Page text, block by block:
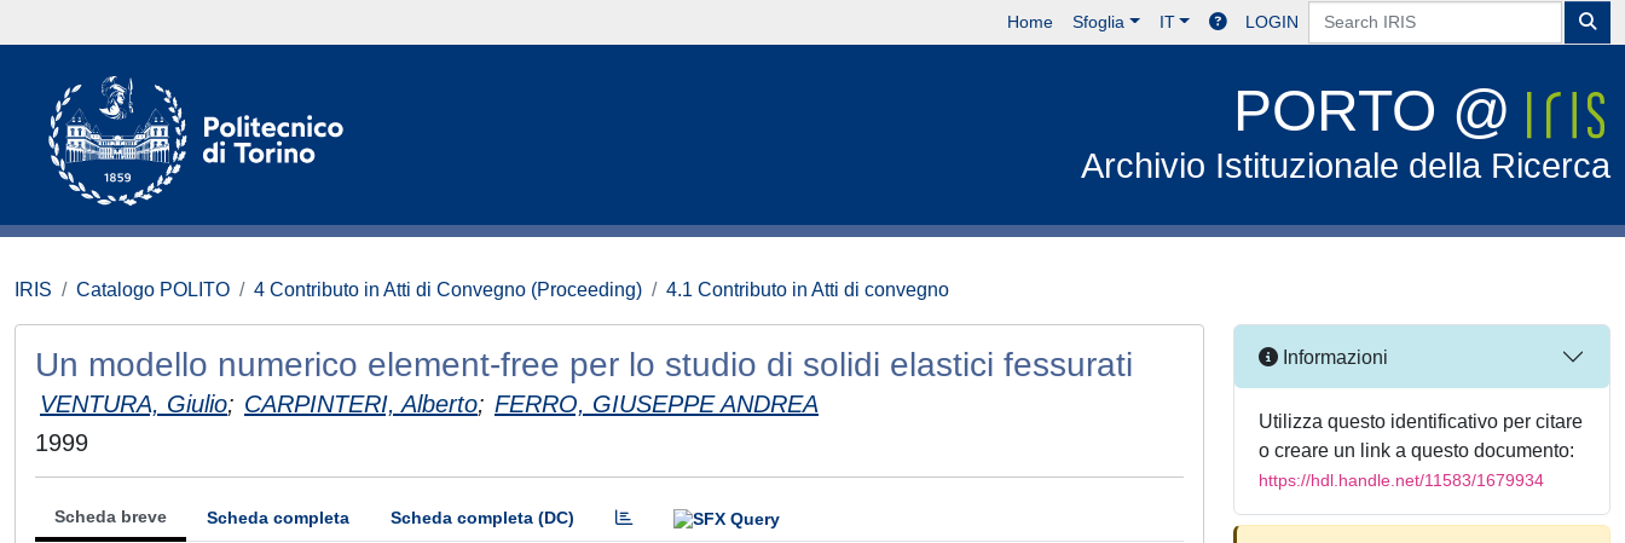
Home Sfoglia IT LOGIN
PORTO @
Archivio Istituzionale della Ricerca
IRIS Catalogo POLITO 4 Contributo in Atti di Convegno (Proceeding) 4.1 Contributo in Atti di convegno
Un modello numerico element-free per lo studio di solidi elastici fessurati
VENTURA, Giulio; CARPINTERI, Alberto; FERRO, GIUSEPPE ANDREA
1999
Scheda breve Scheda completa Scheda completa (DC)
Informazioni
Utilizza questo identificativo per citare
o creare un link a questo documento:
https://hdl.handle.net/11583/1679934